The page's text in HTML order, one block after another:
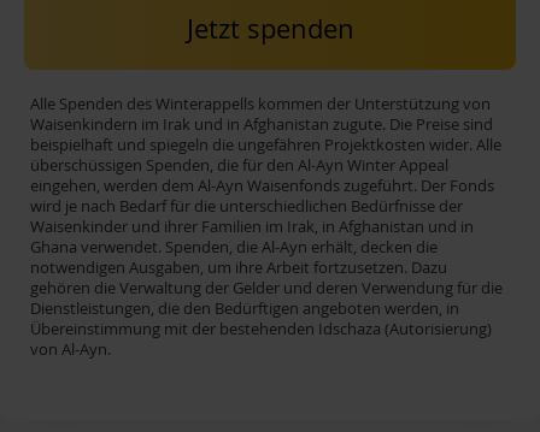
Jetzt spenden
Alle Spenden des Winterappells kommen der Unterstützung von
Waisenkindern im Irak und in Afghanistan zugute. Die Preise sind
beispielhaft und spiegeln die ungefähren Projektkosten wider. Alle
überschüssigen Spenden, die für den Al-Ayn Winter Appeal
eingehen, werden dem Al-Ayn Waisenfonds zugeführt. Der Fonds
wird je nach Bedarf für die unterschiedlichen Bedürfnisse der
Waisenkinder und ihrer Familien im Irak, in Afghanistan und in
Ghana verwendet. Spenden, die Al-Ayn erhält, decken die
notwendigen Ausgaben, um ihre Arbeit fortzusetzen. Dazu
gehören die Verwaltung der Gelder und deren Verwendung für die
Dienstleistungen, die den Bedürftigen angeboten werden, in
Übereinstimmung mit der bestehenden Idschaza (Autorisierung)
von Al-Ayn.